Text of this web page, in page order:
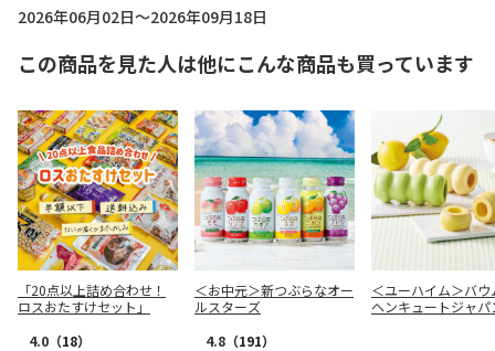
2026年06月02日～2026年09月18日
この商品を見た人は他にこんな商品も買っています
「20点以上詰め合わせ！
ロスおたすけセット」
4.0 （18）
＜お中元＞新つぶらなオー
ルスターズ
4.8 （191）
＜ユーハイム＞バウ
ヘンキュートジャパ